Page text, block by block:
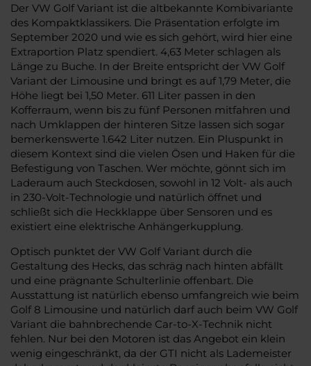
Der VW Golf Variant ist die altbekannte Kombivariante
des Kompaktklassikers. Die Präsentation erfolgte im
September 2020 und wie es sich gehört, wird hier eine
Extraportion Platz spendiert. 4,63 Meter schlagen als
Länge zu Buche. In der Breite entspricht der VW Golf
Variant der Limousine und bringt es auf 1,79 Meter, die
Höhe liegt bei 1,50 Meter. 611 Liter passen in den
Kofferraum, wenn bis zu fünf Personen mitfahren und
nach Umklappen der hinteren Sitze lassen sich sogar
bemerkenswerte 1.642 Liter nutzen. Ein Pluspunkt in
diesem Kontext sind die vielen Ösen und Haken für die
Befestigung von Taschen. Wer möchte, gönnt sich im
Laderaum auch Steckdosen, sowohl in 12 Volt- als auch
in 230-Volt-Technologie und natürlich öffnet und
schließt sich die Heckklappe über Sensoren und es
existiert eine elektrische Anhängerkupplung.
Optisch punktet der VW Golf Variant durch die
Gestaltung des Hecks, das schräg nach hinten abfällt
und eine prägnante Schulterlinie offenbart. Die
Ausstattung ist natürlich ebenso umfangreich wie beim
Golf 8 Limousine und natürlich darf auch beim VW Golf
Variant die bahnbrechende Car-to-X-Technik nicht
fehlen. Nur bei den Motoren ist das Angebot ein klein
wenig eingeschränkt, da der GTI nicht als Lademeister